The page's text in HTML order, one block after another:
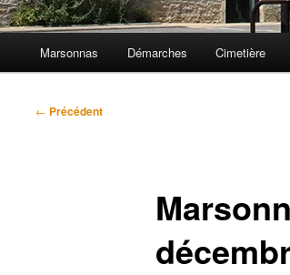
Marsonnas Démarches Cimetière
Navigation
← Précédent